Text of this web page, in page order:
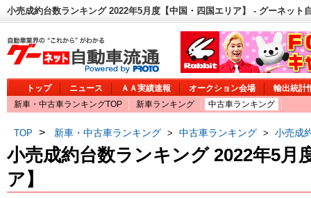
小売成約台数ランキング 2022年5月度【中国・四国エリア】 - グーネット
トップ ニュース ＡＡ実績速報 オークション会場
輸出統計
新車・中古車ランキングTOP
新車ランキング 中古車ランキング
TOP > 新車・中古車ランキング > 中古車ランキング > 小売成
小売成約台数ランキング 2022年5月
ア】